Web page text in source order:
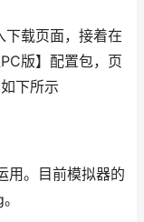
下载页面，接着在
版】配置包，页
下所示
用。目前模拟器的